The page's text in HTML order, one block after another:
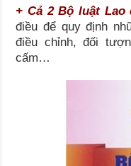
+ Cả 2 Bộ luật Lao
điều để quy định
điều chỉnh, đối
cấm…